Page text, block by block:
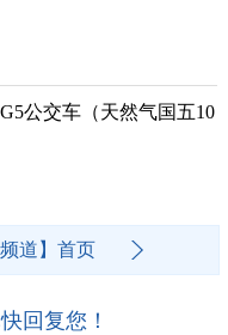
公交车（天然气国五10
道】首页
回复您！